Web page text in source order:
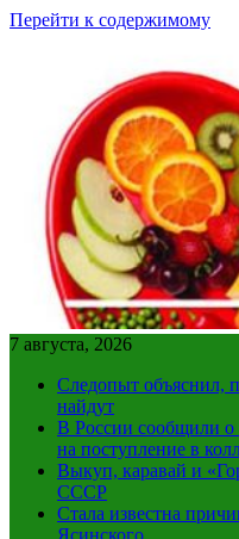
Перейти к содержимому
7 августа, 2026
Следопыт объяснил,
найдут
В России сообщили о
на поступление в
Выкуп, каравай и
СССР
Стала известна
Ясинского